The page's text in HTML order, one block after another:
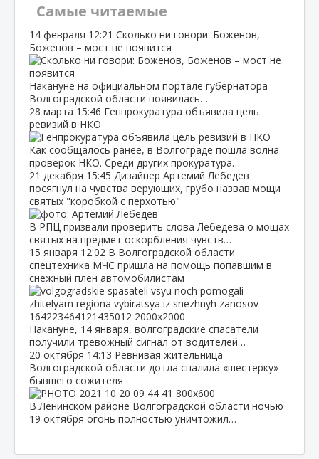
Самые читаемые
14 февраля 12:21 Сколько ни говори: Боженов,
Боженов – мост не появится
Накануне на официальном портале губернатора
Волгоградской области появилась…
28 марта 15:46 Генпрокуратура объявила цель
ревизий в НКО
Как сообщалось ранее, в Волгограде пошла волна
проверок НКО. Среди других прокуратура…
21 декабря 15:45 Дизайнер Артемий Лебедев
посягнул на чувства верующих, грубо назвав мощи
святых "коробкой с перхотью"
В РПЦ призвали проверить слова Лебедева о мощах
святых на предмет оскорбления чувств…
15 января 12:02 В Волгоградской области
спецтехника МЧС пришла на помощь попавшим в
снежный плен автомобилистам
Накануне, 14 января, волгоградские спасатели
получили тревожный сигнал от водителей…
20 октября 14:13 Ревнивая жительница
Волгоградской области дотла спалила «шестерку»
бывшего сожителя
В Ленинском районе Волгоградской области ночью
19 октября огонь полностью уничтожил…